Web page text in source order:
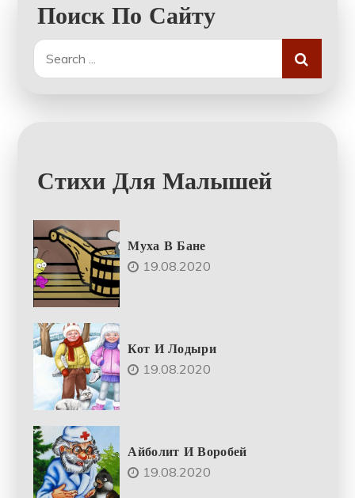
Поиск По Сайту
Search
for:
Стихи Для Малышей
Муха В Бане
19.08.2020
Кот И Лодыри
19.08.2020
Айболит И Воробей
19.08.2020